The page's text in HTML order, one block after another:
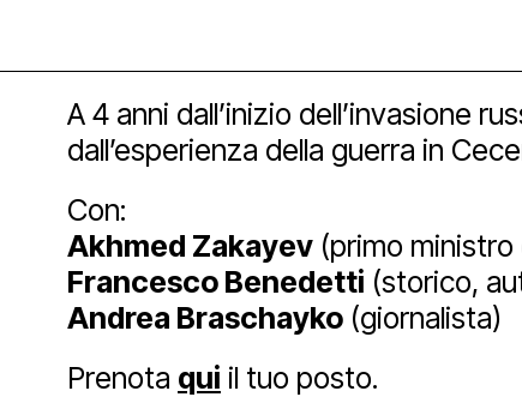
A 4 anni dall’inizio dell’invasione
dall’esperienza della guerra in
Con:
Akhmed Zakayev (primo ministro
Francesco Benedetti (storico,
Andrea Braschayko (giornalista)
Prenota qui il tuo posto.